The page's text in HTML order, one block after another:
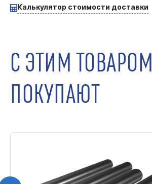
Калькулятор стоимости доставки
С ЭТИМ ТОВАРОМ
ПОКУПАЮТ